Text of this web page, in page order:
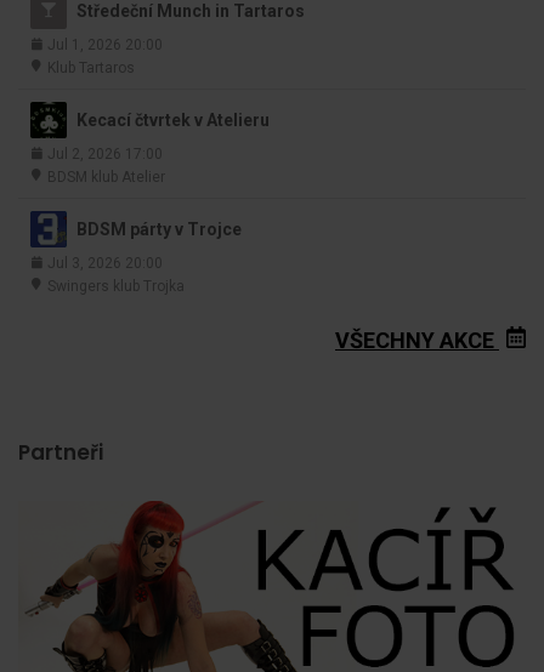
Středeční Munch in Tartaros
Jul 1, 2026 20:00
Klub Tartaros
Kecací čtvrtek v Atelieru
Jul 2, 2026 17:00
BDSM klub Atelier
BDSM párty v Trojce
Jul 3, 2026 20:00
Swingers klub Trojka
VŠECHNY AKCE
Partneři